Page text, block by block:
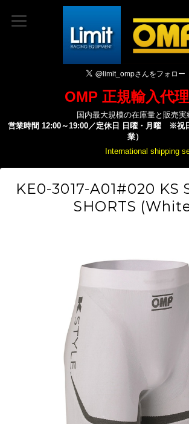
OMP 正規輸入代
国内最大規模の在庫量と販売実
営業時間 12:00～19:00／定休日 日曜・月曜 ※祝
業）
International shipping
KE0-3017-A01#020 KS
SHORTS